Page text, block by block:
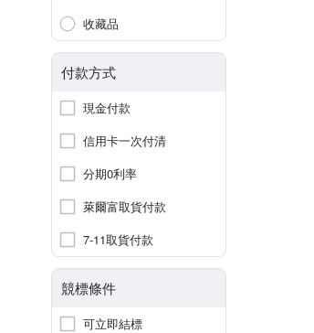
收藏品
付款方式
現金付款
信用卡一次付清
分期0利率
萊爾富取貨付款
7-11取貨付款
競標條件
可立即結標